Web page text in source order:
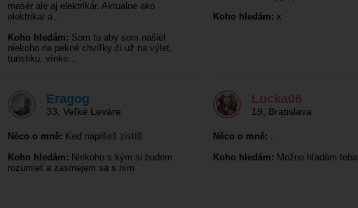
masér ale aj elektrikár. Aktualne ako
elektrikar a…
Koho hledám: Som tu aby som našiel
niekoho na pekné chvíľky či už na výlet,
turistiku, vínko…
Eragog
33 Veľké Leváre
Něco o mně: Keď napíšeš zistíš
Koho hledám: Niekoho s kým si budem
rozumieť a zasmejem sa s ním
Koho hledám: x
Lucka06
19 Bratislava
Něco o mně: ..
Koho hledám: Možno hľadám teba